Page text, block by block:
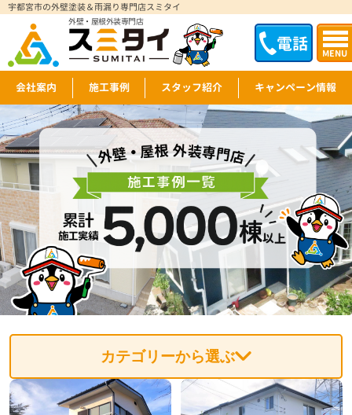
電話 MENU
宇都宮市の外壁塗装＆雨漏り専門店スミタイ
外壁・屋根外装専門店
会社案内 施工事例 スタッフ紹介 キャンペーン情報
カテゴリーから選ぶ